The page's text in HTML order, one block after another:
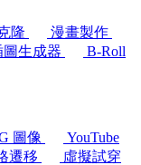
隆
漫畫製作
生成器
B-Roll
圖像
YouTube
遷移
虛擬試穿